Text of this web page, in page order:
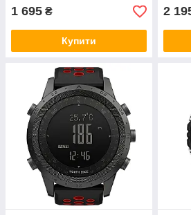
1 695 ₴
Купити
2